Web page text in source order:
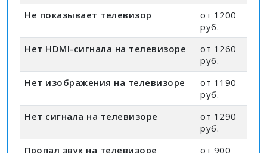
Не показывает телевизор
от 1200
руб.
Нет HDMI-сигнала на телевизоре
от 1260
руб.
Нет изображения на телевизоре
от 1190
руб.
Нет сигнала на телевизоре
от 1290
руб.
Пропал звук на телевизоре
от 900